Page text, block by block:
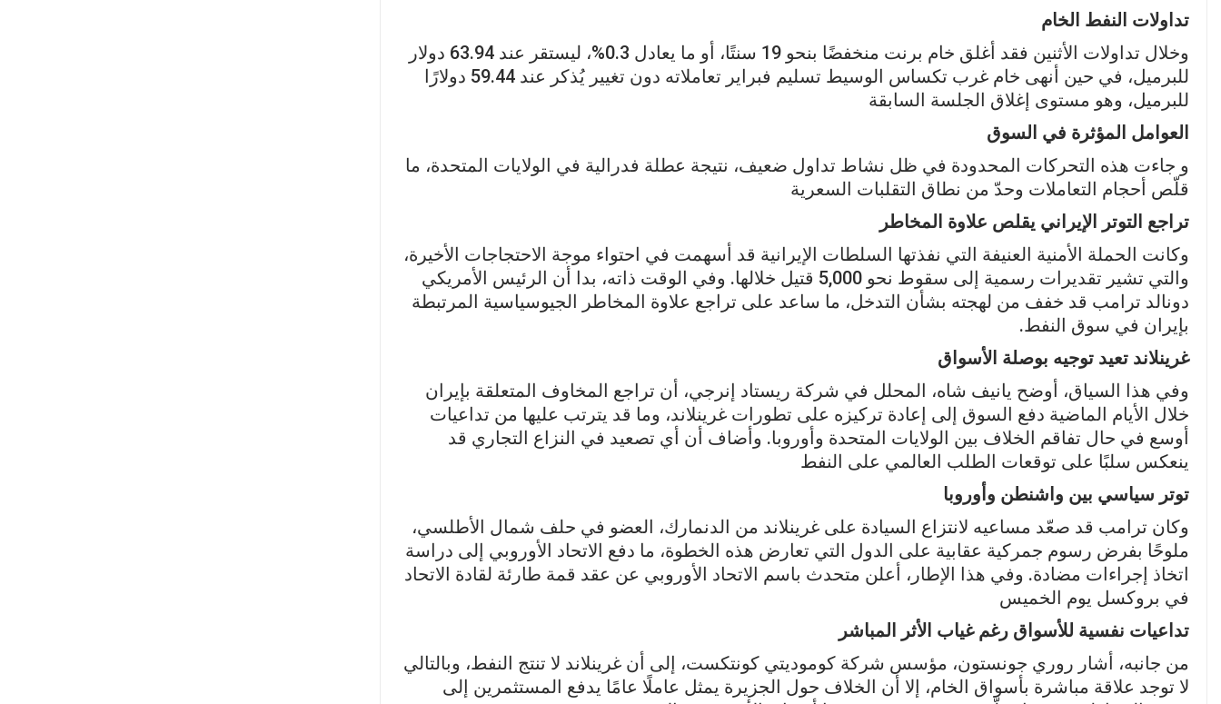
تداولات النفط الخام
وخلال تداولات الأثنين فقد أغلق خام برنت منخفضًا بنحو 19 سنتًا، أو ما يعادل 0.3%، ليستقر عند 63.94 دولار
للبرميل، في حين أنهى خام غرب تكساس الوسيط تسليم فبراير تعاملاته دون تغيير يُذكر عند 59.44 دولارًا
للبرميل، وهو مستوى إغلاق الجلسة السابقة
العوامل المؤثرة في السوق
و جاءت هذه التحركات المحدودة في ظل نشاط تداول ضعيف، نتيجة عطلة فدرالية في الولايات المتحدة، ما
قلّص أحجام التعاملات وحدّ من نطاق التقلبات السعرية
تراجع التوتر الإيراني يقلص علاوة المخاطر
وكانت الحملة الأمنية العنيفة التي نفذتها السلطات الإيرانية قد أسهمت في احتواء موجة الاحتجاجات الأخيرة،
والتي تشير تقديرات رسمية إلى سقوط نحو 5,000 قتيل خلالها. وفي الوقت ذاته، بدا أن الرئيس الأمريكي
دونالد ترامب قد خفف من لهجته بشأن التدخل، ما ساعد على تراجع علاوة المخاطر الجيوسياسية المرتبطة
بإيران في سوق النفط.
غرينلاند تعيد توجيه بوصلة الأسواق
وفي هذا السياق، أوضح يانيف شاه، المحلل في شركة ريستاد إنرجي، أن تراجع المخاوف المتعلقة بإيران
خلال الأيام الماضية دفع السوق إلى إعادة تركيزه على تطورات غرينلاند، وما قد يترتب عليها من تداعيات
أوسع في حال تفاقم الخلاف بين الولايات المتحدة وأوروبا. وأضاف أن أي تصعيد في النزاع التجاري قد
ينعكس سلبًا على توقعات الطلب العالمي على النفط
توتر سياسي بين واشنطن وأوروبا
وكان ترامب قد صعّد مساعيه لانتزاع السيادة على غرينلاند من الدنمارك، العضو في حلف شمال الأطلسي،
ملوحًا بفرض رسوم جمركية عقابية على الدول التي تعارض هذه الخطوة، ما دفع الاتحاد الأوروبي إلى دراسة
اتخاذ إجراءات مضادة. وفي هذا الإطار، أعلن متحدث باسم الاتحاد الأوروبي عن عقد قمة طارئة لقادة الاتحاد
في بروكسل يوم الخميس
تداعيات نفسية للأسواق رغم غياب الأثر المباشر
من جانبه، أشار روري جونستون، مؤسس شركة كوموديتي كونتكست، إلى أن غرينلاند لا تنتج النفط، وبالتالي
لا توجد علاقة مباشرة بأسواق الخام، إلا أن الخلاف حول الجزيرة يمثل عاملًا عامًا يدفع المستثمرين إلى